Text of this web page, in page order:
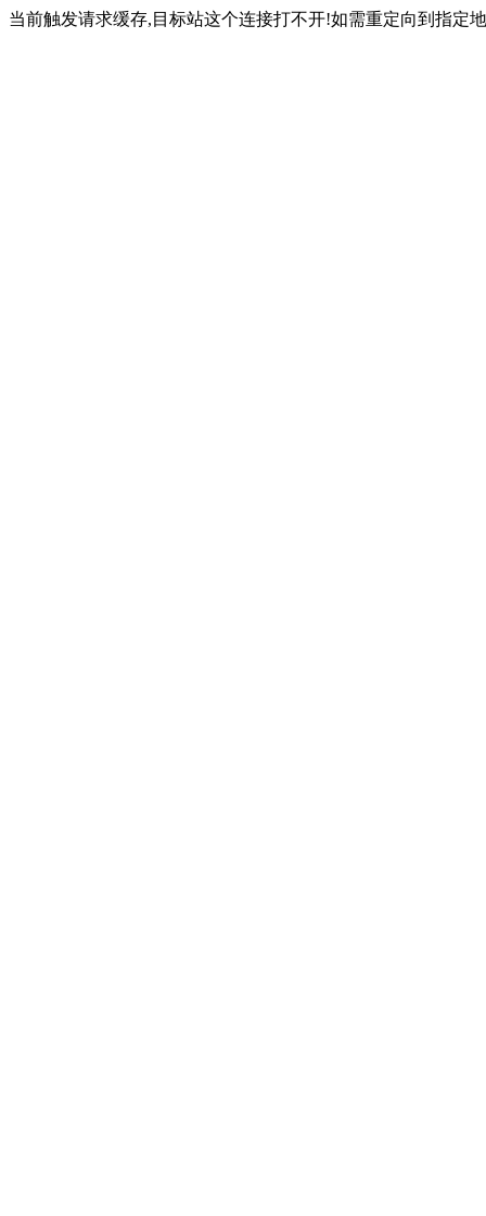
当前触发请求缓存,目标站这个连接打不开!如需重定向到指定